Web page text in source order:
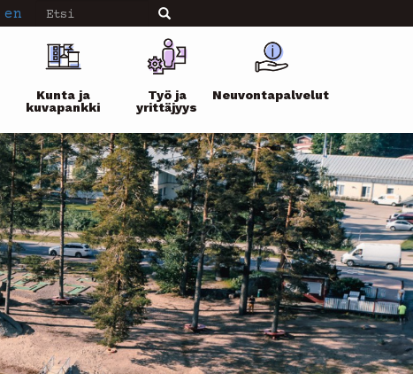
en Etsi Etsi
Kunta ja
kuvapankki
Työ ja
yrittäjyys
Neuvontapalvelut